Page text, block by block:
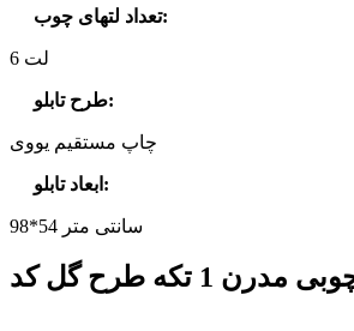
تعداد لتهای چوب:
6 لت
طرح تابلو:
چاپ مستقیم یووی
ابعاد تابلو :
98*54 سانتی متر